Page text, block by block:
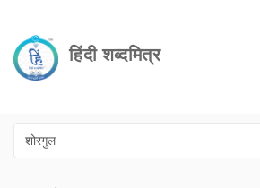
हिंदी शब्दमित्र